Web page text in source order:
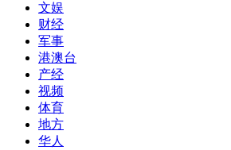
文娱
财经
军事
港澳台
产经
视频
体育
地方
华人